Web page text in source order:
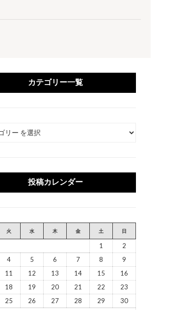
カテゴリー一覧
投稿カレンダー
火 水 木 金 土 日
1
2
4 5 6 7 8
9
11 12 13 14 15
16
18 19 20 21 22
23
25 26 27 28 29
30